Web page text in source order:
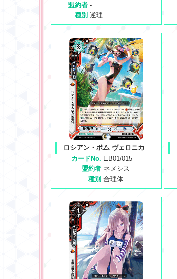
盟約者 -
種別 逆理
ロシアン・ボム ヴェロニカ
カードNo. EB01/015
盟約者 ネメシス
種別 合理体